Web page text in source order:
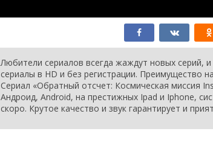
Любители сериалов всегда жаждут новых серий,
сериалы в HD и без регистрации.
Сериал «Обратный отсчет: Космическая миссия
Андроид, Android, на престижных Ipad и Iphone,
скоро. Крутое качество и звук гарантирует и